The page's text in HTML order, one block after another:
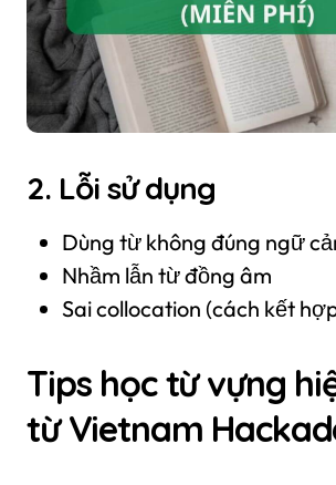
2. Lỗi sử dụng
Dùng từ không đúng ngữ
Nhầm lẫn từ đồng âm
Sai collocation (cách kết
Tips học từ vựng
từ Vietnam